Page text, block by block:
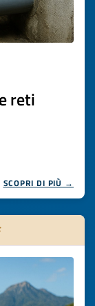
reti
SCOPRI DI PIÙ →